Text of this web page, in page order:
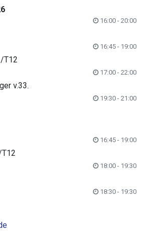
16:00 - 20:00
16:45 - 19:00
T12
17:00 - 22:00
v.33.
19:30 - 21:00
16:45 - 19:00
18:00 - 19:30
18:30 - 19:30